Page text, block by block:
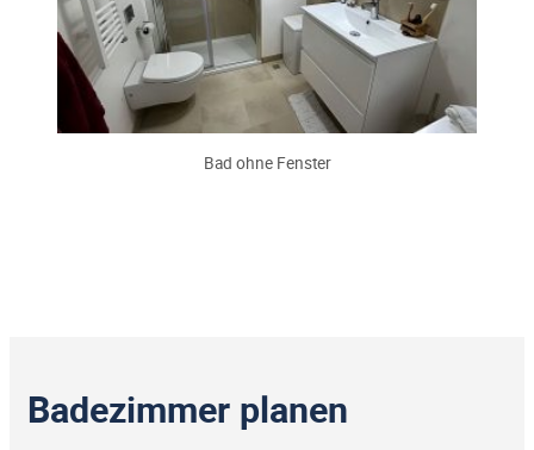
Bad ohne Fenster
Badezimmer planen